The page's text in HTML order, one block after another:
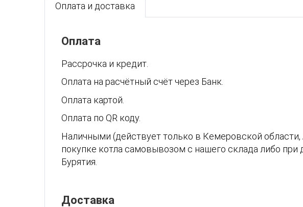
Оплата и доставка
Оплата
Рассрочка и кредит.
Оплата на расчётный счёт через Банк.
Оплата картой.
Оплата по QR коду.
Наличными (действует только в Кемеровской
покупке котла самовывозом с нашего склада либо
Бурятия.
Доставка